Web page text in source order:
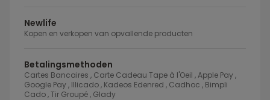
Newlife
Kopen en verkopen van opvallende producten
Betalingsmethoden
Cartes Bancaires , Carte Cadeau Tape à l'Oeil , Apple Pay ,
Google Pay , Illicado , Kadeos Edenred , Cadhoc , Bimpli
Cado , Tir Groupé , Glady